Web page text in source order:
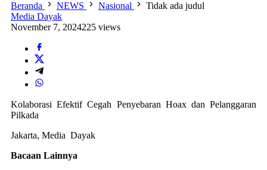
Beranda
NEWS Nasional
Tidak ada judul
Media Dayak
November 7, 2024225 views
Kolaborasi Efektif Cegah Penyebaran Hoax dan Pelanggaran
Pilkada
Jakarta, Media Dayak
Bacaan Lainnya